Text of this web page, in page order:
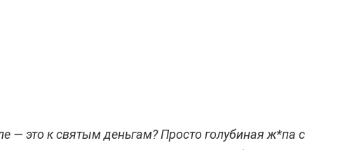
— это к святым деньгам? Просто голубиная ж*па с